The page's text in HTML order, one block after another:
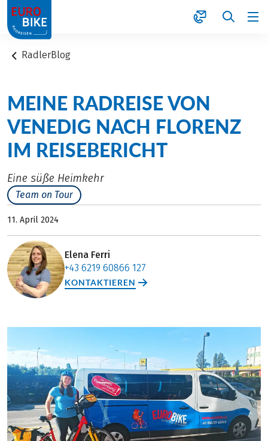
1
RadlerBlog
MEINE RADREISE VON
VENEDIG NACH FLORENZ
IM REISEBERICHT
Eine süße Heimkehr
Team on Tour
11. April 2024
Elena Ferri
+43 6219 60866 127
KONTAKTIEREN